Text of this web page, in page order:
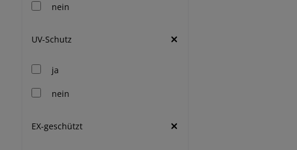
nein
UV-Schutz
ja
nein
EX-geschützt